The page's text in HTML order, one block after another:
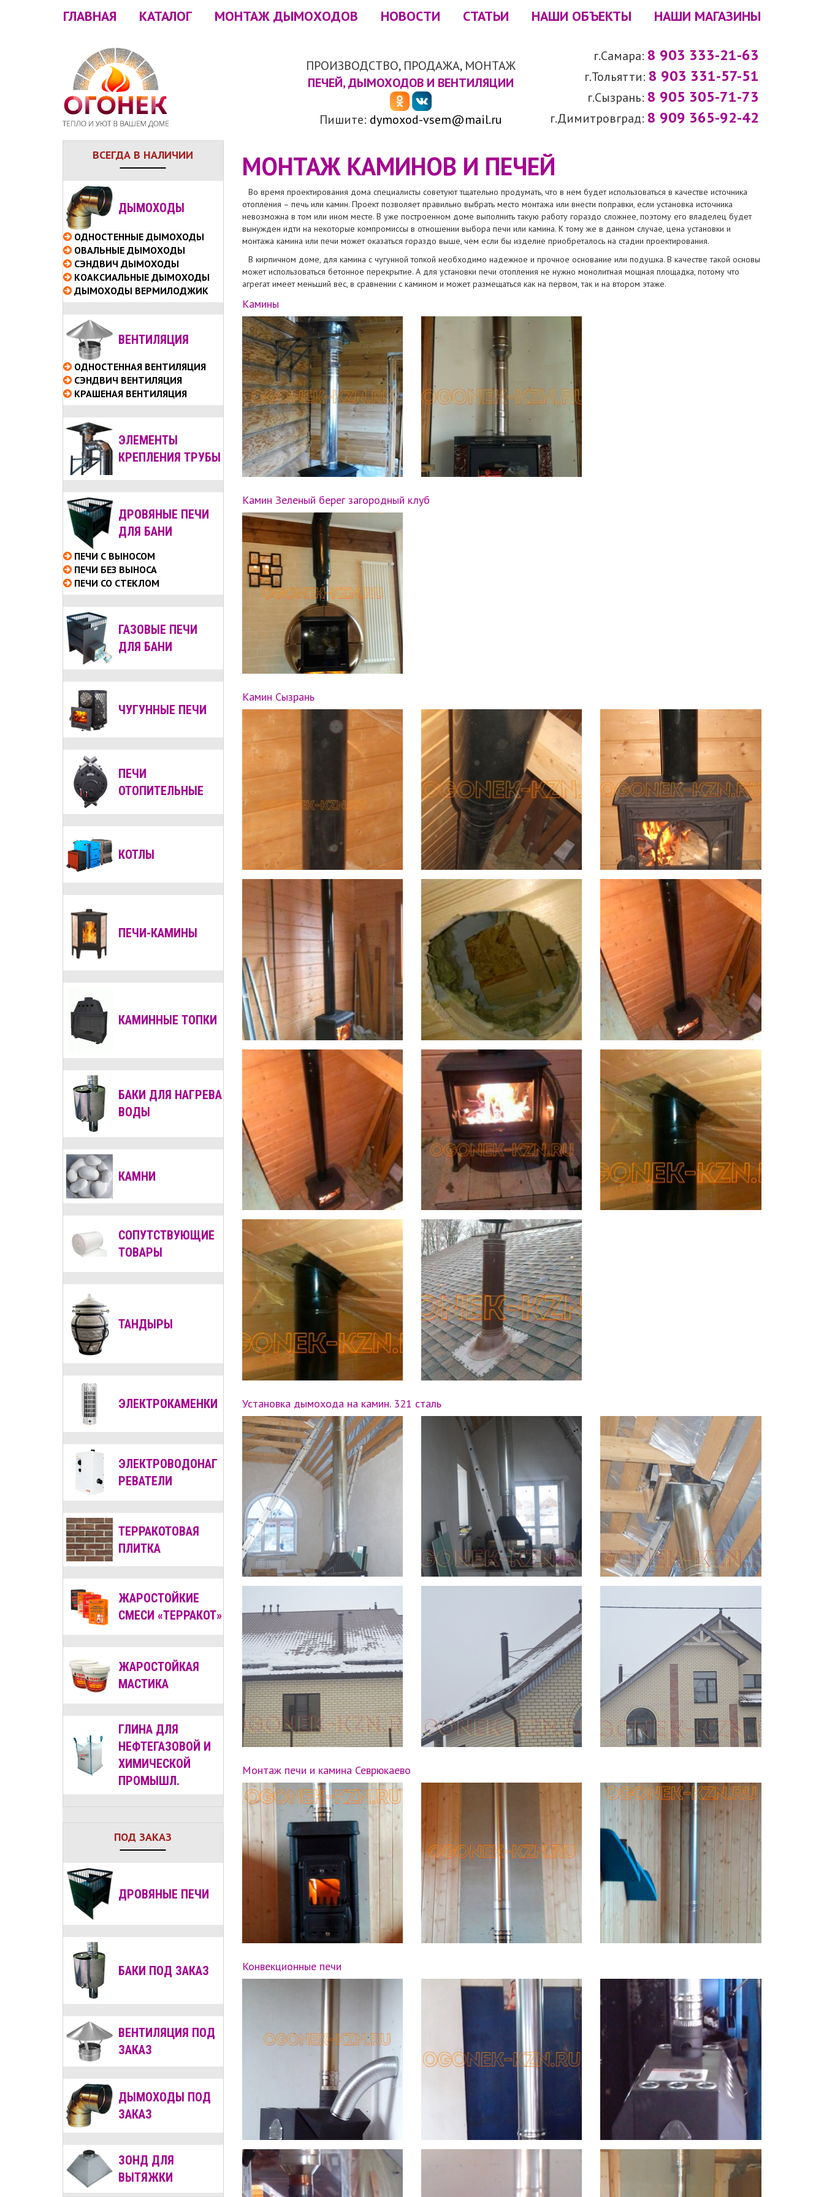
ГЛАВНАЯ КАТАЛОГ МОНТАЖ ДЫМОХОДОВ НОВОСТИ СТАТЬИ НАШИ ОБЪЕКТЫ НАШИ МАГАЗИНЫ
ПРОИЗВОДСТВО, ПРОДАЖА, МОНТАЖ
ПЕЧЕЙ, ДЫМОХОДОВ И ВЕНТИЛЯЦИИ
Пишите: dymoxod-vsem@mail.ru
г.Самара: 8 903 333-21-63
г.Тольятти: 8 903 331-57-51
г.Сызрань: 8 905 305-71-73
г.Димитровград: 8 909 365-92-42
ВСЕГДА В НАЛИЧИИ
ДЫМОХОДЫ
ОДНОСТЕННЫЕ ДЫМОХОДЫ
ОВАЛЬНЫЕ ДЫМОХОДЫ
СЭНДВИЧ ДЫМОХОДЫ
КОАКСИАЛЬНЫЕ ДЫМОХОДЫ
ДЫМОХОДЫ ВЕРМИЛОДЖИК
ВЕНТИЛЯЦИЯ
ОДНОСТЕННАЯ ВЕНТИЛЯЦИЯ
СЭНДВИЧ ВЕНТИЛЯЦИЯ
КРАШЕНАЯ ВЕНТИЛЯЦИЯ
ЭЛЕМЕНТЫ
КРЕПЛЕНИЯ ТРУБЫ
ДРОВЯНЫЕ ПЕЧИ
ДЛЯ БАНИ
ПЕЧИ С ВЫНОСОМ
ПЕЧИ БЕЗ ВЫНОСА
ПЕЧИ СО СТЕКЛОМ
ГАЗОВЫЕ ПЕЧИ
ДЛЯ БАНИ
ЧУГУННЫЕ ПЕЧИ
ПЕЧИ
ОТОПИТЕЛЬНЫЕ
КОТЛЫ
ПЕЧИ-КАМИНЫ
КАМИННЫЕ ТОПКИ
БАКИ ДЛЯ НАГРЕВА
ВОДЫ
КАМНИ
СОПУТСТВУЮЩИЕ
ТОВАРЫ
ТАНДЫРЫ
ЭЛЕКТРОКАМЕНКИ
ЭЛЕКТРОВОДОНАГ
РЕВАТЕЛИ
ТЕРРАКОТОВАЯ
ПЛИТКА
ЖАРОСТОЙКИЕ
СМЕСИ «ТЕРРАКОТ»
ЖАРОСТОЙКАЯ
МАСТИКА
ГЛИНА ДЛЯ
НЕФТЕГАЗОВОЙ И
ХИМИЧЕСКОЙ
ПРОМЫШЛ.
ПОД ЗАКАЗ
ДРОВЯНЫЕ ПЕЧИ
БАКИ ПОД ЗАКАЗ
ВЕНТИЛЯЦИЯ ПОД
ЗАКАЗ
ДЫМОХОДЫ ПОД
ЗАКАЗ
ЗОНД ДЛЯ
ВЫТЯЖКИ
МОНТАЖ КАМИНОВ И ПЕЧЕЙ
Во время проектирования дома специалисты советуют тщательно продумать, что в нем будет использоваться в качестве источника
отопления – печь или камин. Проект позволяет правильно выбрать место монтажа или внести поправки, если установка источника
невозможна в том или ином месте. В уже построенном доме выполнить такую работу гораздо сложнее, поэтому его владелец будет
вынужден идти на некоторые компромиссы в отношении выбора печи или камина. К тому же в данном случае, цена установки и
монтажа камина или печи может оказаться гораздо выше, чем если бы изделие приобреталось на стадии проектирования.
В кирпичном доме, для камина с чугунной топкой необходимо надежное и прочное основание или подушка. В качестве такой основы
может использоваться бетонное перекрытие. А для установки печи отопления не нужно монолитная мощная площадка, потому что
агрегат имеет меньший вес, в сравнении с камином и может размещаться как на первом, так и на втором этаже.
Камины
Камин Зеленый берег загородный клуб
Камин Сызрань
Установка дымохода на камин. 321 сталь
Монтаж печи и камина Севрюкаево
Конвекционные печи